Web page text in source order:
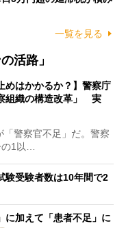
一覧を見る
活路」
めはかかるか？】警察庁
組織の構造改革」 実
警察官不足」だ。警察
の1以…
験受験者数は10年間で2
に加えて「患者不足」に